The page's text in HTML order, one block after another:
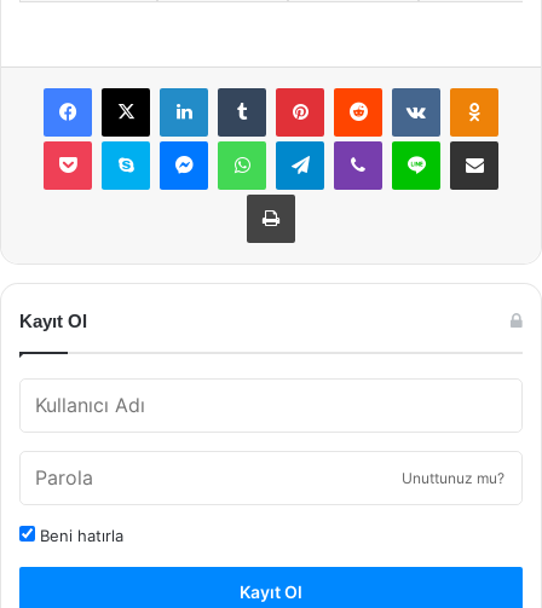
Facebook
X LinkedInTumblr PinterestReddit VKontakte
Pocket Skype MessengerWhatsAppTelegramViber Line E-Posta ile
Yazdır
Kayıt Ol
Unuttunuz mu?
Beni hatırla
Kayıt Ol